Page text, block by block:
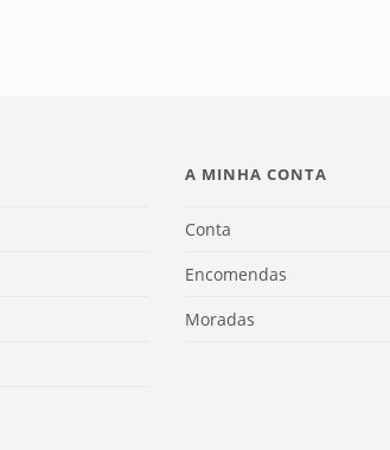
A MINHA CONTA
Conta
Encomendas
Moradas